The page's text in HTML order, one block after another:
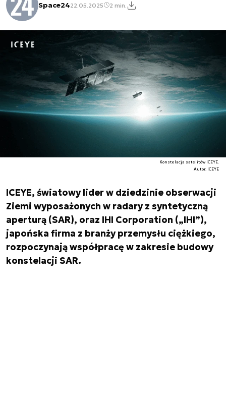
Space2422.05.2025 2 min.
Konstelacja satelitów ICEYE.
Autor. ICEYE
ICEYE, światowy lider w dziedzinie obserwacji
Ziemi wyposażonych w radary z syntetyczną
aperturą (SAR), oraz IHI Corporation („IHI”),
japońska firma z branży przemysłu ciężkiego,
rozpoczynają współpracę w zakresie budowy
konstelacji SAR.